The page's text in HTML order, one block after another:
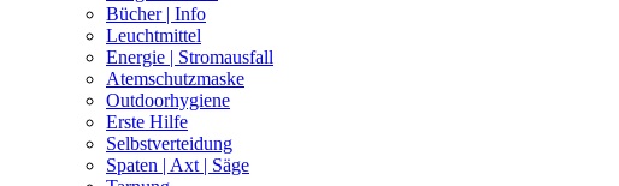
Bücher | Info
Leuchtmittel
Energie | Stromausfall
Atemschutzmaske
Outdoorhygiene
Erste Hilfe
Selbstverteidung
Spaten | Axt | Säge